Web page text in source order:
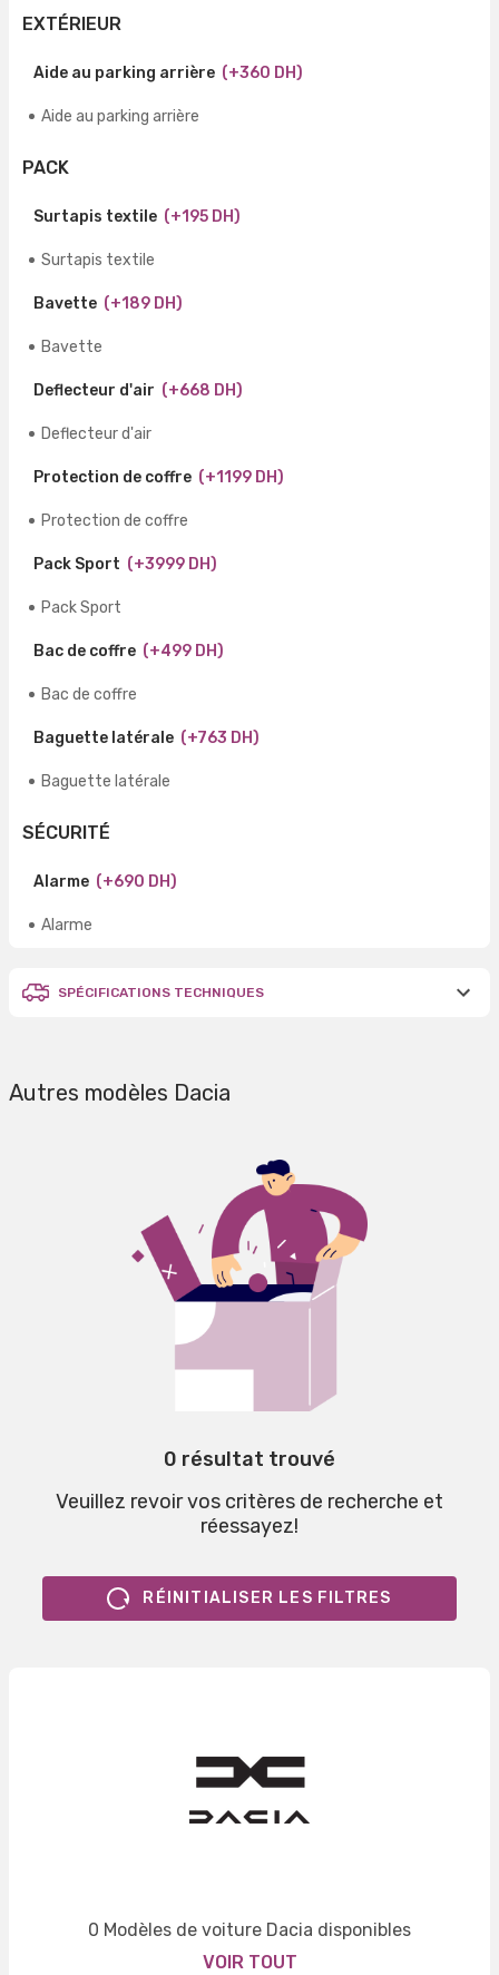
EXTÉRIEUR
Aide au parking arrière (+360 DH)
Aide au parking arrière
PACK
Surtapis textile (+195 DH)
Surtapis textile
Bavette (+189 DH)
Bavette
Deflecteur d'air (+668 DH)
Deflecteur d'air
Protection de coffre (+1199 DH)
Protection de coffre
Pack Sport (+3999 DH)
Pack Sport
Bac de coffre (+499 DH)
Bac de coffre
Baguette latérale (+763 DH)
Baguette latérale
SÉCURITÉ
Alarme (+690 DH)
Alarme
SPÉCIFICATIONS TECHNIQUES
Autres modèles Dacia
0 résultat trouvé
Veuillez revoir vos critères de recherche et
réessayez!
RÉINITIALISER LES FILTRES
0 Modèles de voiture Dacia disponibles
VOIR TOUT